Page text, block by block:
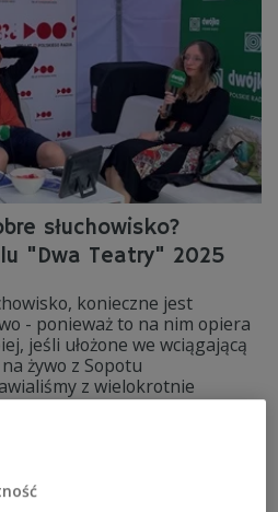
słuchowisko?
"Dwa Teatry" 2025
konieczne jest
- ponieważ to na nim opiera
jeśli ułożone we wciągającą
żywo z Sopotu
z wielokrotnie
radiowych dramatów.